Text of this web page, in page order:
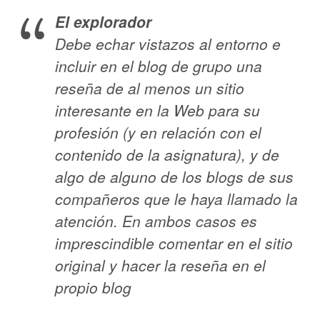
El explorador
Debe echar vistazos al entorno e
incluir en el blog de grupo una
reseña de al menos un sitio
interesante en la Web para su
profesión (y en relación con el
contenido de la asignatura), y de
algo de alguno de los blogs de sus
compañeros que le haya llamado la
atención. En ambos casos es
imprescindible comentar en el sitio
original y hacer la reseña en el
propio blog